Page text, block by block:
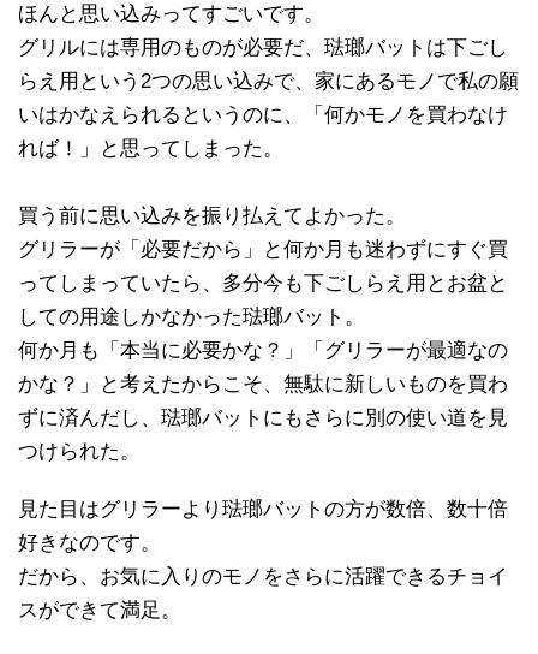
ほんと思い込みってすごいです。
グリルには専用のものが必要だ、琺瑯バットは下ごし
らえ用という2つの思い込みで、家にあるモノで私の願
いはかなえられるというのに、「何かモノを買わなけ
れば！」と思ってしまった。
買う前に思い込みを振り払えてよかった。
グリラーが「必要だから」と何か月も迷わずにすぐ買
ってしまっていたら、多分今も下ごしらえ用とお盆と
しての用途しかなかった琺瑯バット。
何か月も「本当に必要かな？」「グリラーが最適なの
かな？」と考えたからこそ、無駄に新しいものを買わ
ずに済んだし、琺瑯バットにもさらに別の使い道を見
つけられた。
見た目はグリラーより琺瑯バットの方が数倍、数十倍
好きなのです。
だから、お気に入りのモノをさらに活躍できるチョイ
スができて満足。